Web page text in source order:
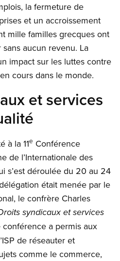
la fermeture de
et un accroissement
mille familles grecques ont
aucun revenu. La
impact sur les luttes contre
cours dans le monde.
et services
à la 11e Conférence
de l’Internationale des
s’est déroulée du 20 au 24
était menée par le
le confrère Charles
syndicaux et services
conférence a permis aux
de réseauter et
comme le commerce,